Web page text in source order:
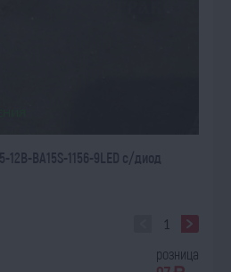
12В-BA15S-1156-9LED с/диод
розница